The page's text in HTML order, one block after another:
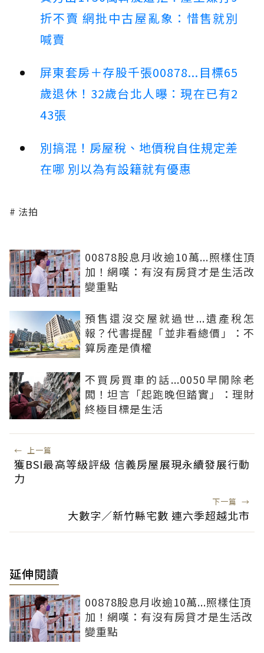
折不賣 網批中古屋亂象：惜售就別
喊賣
屏東套房＋存股千張00878...目標65
歲退休！32歲台北人曝：現在已有2
43張
別搞混！房屋稅、地價稅自住規定差
在哪 別以為有設籍就有優惠
法拍
00878股息月收逾10萬...照樣住頂
加！網嘆：有沒有房貸才是生活改
變重點
預售還沒交屋就過世...遺產稅怎
報？代書提醒「並非看總價」：不
算房產是債權
不買房買車的話...0050早開除老
闆！坦言「起跑晚但踏實」：理財
終極目標是生活
← 上一篇
獲BSI最高等級評級 信義房屋展現永續發展行動
力
下一篇 →
大數字／新竹縣宅數 連六季超越北市
延伸閱讀
00878股息月收逾10萬...照樣住頂
加！網嘆：有沒有房貸才是生活改
變重點